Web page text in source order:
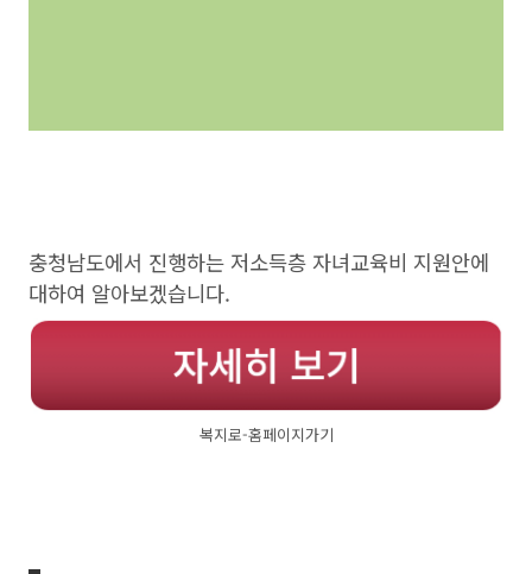
충청남도에서 진행하는 저소득층 자녀교육비 지원안에
대하여 알아보겠습니다.
복지로-홈페이지가기